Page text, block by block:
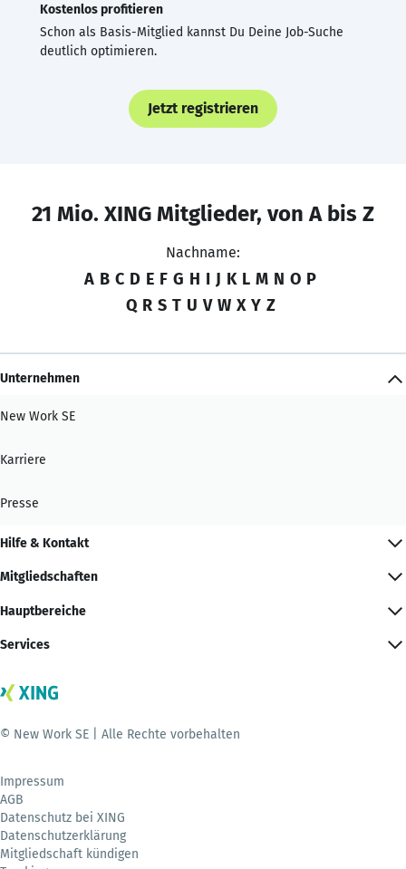
Kostenlos profitieren
Schon als Basis-Mitglied kannst Du Deine Job-Suche
deutlich optimieren.
Jetzt registrieren
21 Mio. XING Mitglieder, von A bis Z
Nachname:
A B C D E F G H I J K L M N O P
Q R S T U V W X Y Z
Unternehmen
New Work SE
Karriere
Presse
Hilfe & Kontakt
Mitgliedschaften
Hauptbereiche
Services
© New Work SE | Alle Rechte vorbehalten
Impressum
AGB
Datenschutz bei XING
Datenschutzerklärung
Mitgliedschaft kündigen